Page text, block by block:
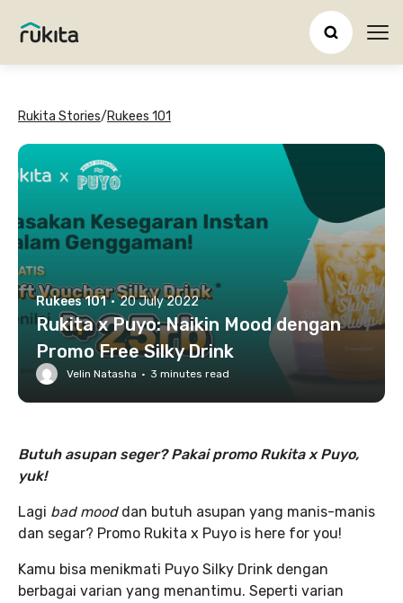
Rukita Stories/Rukees 101
Rukees 101 · 20 July 2022
Rukita x Puyo: Naikin Mood dengan
Promo Free Silky Drink
Velin Natasha · 3 minutes read
Butuh asupan seger? Pakai promo Rukita x Puyo,
yuk!
Lagi bad mooddan butuh asupan yang manis-manis
dan segar? Promo Rukita x Puyo is here for you!
Kamu bisa menikmati Puyo Silky Drink dengan
berbagai varian yang menantimu. Seperti varian